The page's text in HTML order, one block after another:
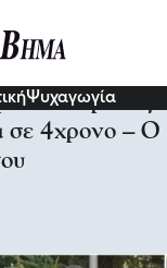
Ψυχαγωγία
ο 28χρονος
σε 4χρονο – Ο